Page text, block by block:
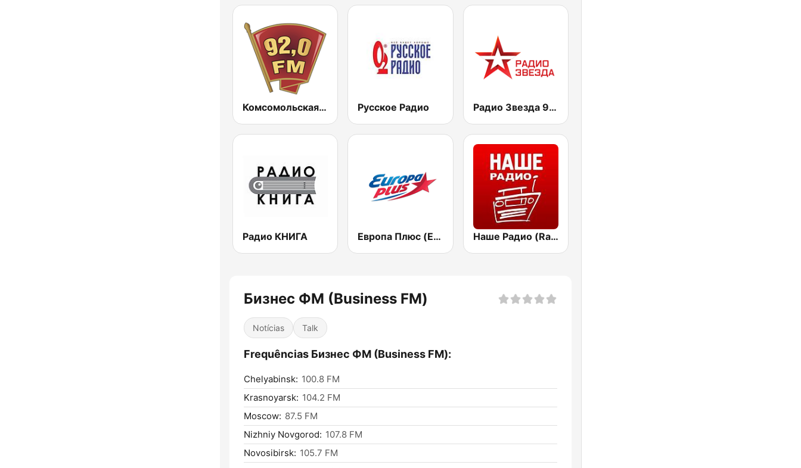
Комсомольская правда - Санкт-Петербург (Komsomolskaya Pravda - St. Petersburg) Русское Радио Радио Звезда 95.6 FM (Radio Zvezda)
Радио КНИГА Европа Плюс (Europa Plus) Наше Радио (Radio Nashe)
Бизнес ФМ (Business FM)
Notícias Talk
Frequências Бизнес ФМ (Business FM):
Chelyabinsk: 100.8 FM
Krasnoyarsk: 104.2 FM
Moscow: 87.5 FM
Nizhniy Novgorod: 107.8 FM
Novosibirsk: 105.7 FM